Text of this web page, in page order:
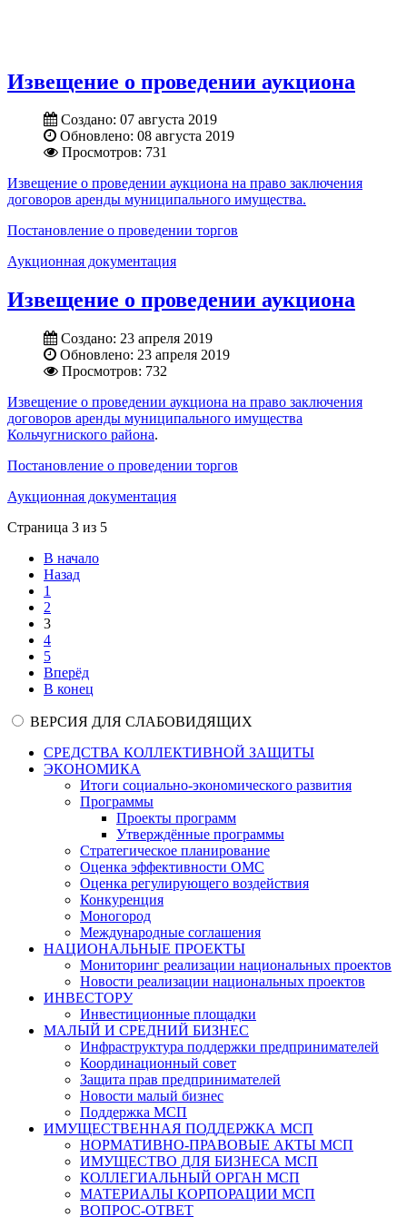
Извещение о проведении аукциона
Создано: 07 августа 2019
Обновлено: 08 августа 2019
Просмотров: 731
Извещение о проведении аукциона на право заключения
договоров аренды муниципального имущества.
Постановление о проведении торгов
Аукционная документация
Извещение о проведении аукциона
Создано: 23 апреля 2019
Обновлено: 23 апреля 2019
Просмотров: 732
Извещение о проведении аукциона на право заключения
договоров аренды муниципального имущества
Кольчугниского района.
Постановление о проведении торгов
Аукционная документация
Страница 3 из 5
В начало
Назад
1
2
3
4
5
Вперёд
В конец
ВЕРСИЯ ДЛЯ СЛАБОВИДЯЩИХ
СРЕДСТВА КОЛЛЕКТИВНОЙ ЗАЩИТЫ
ЭКОНОМИКА
Итоги социально-экономического развития
Программы
Проекты программ
Утверждённые программы
Стратегическое планирование
Оценка эффективности ОМС
Оценка регулирующего воздействия
Конкуренция
Моногород
Международные соглашения
НАЦИОНАЛЬНЫЕ ПРОЕКТЫ
Мониторинг реализации национальных проектов
Новости реализации национальных проектов
ИНВЕСТОРУ
Инвестиционные площадки
МАЛЫЙ И СРЕДНИЙ БИЗНЕС
Инфраструктура поддержки предпринимателей
Координационный совет
Защита прав предпринимателей
Новости малый бизнес
Поддержка МСП
ИМУЩЕСТВЕННАЯ ПОДДЕРЖКА МСП
НОРМАТИВНО-ПРАВОВЫЕ АКТЫ МСП
ИМУЩЕСТВО ДЛЯ БИЗНЕСА МСП
КОЛЛЕГИАЛЬНЫЙ ОРГАН МСП
МАТЕРИАЛЫ КОРПОРАЦИИ МСП
ВОПРОС-ОТВЕТ